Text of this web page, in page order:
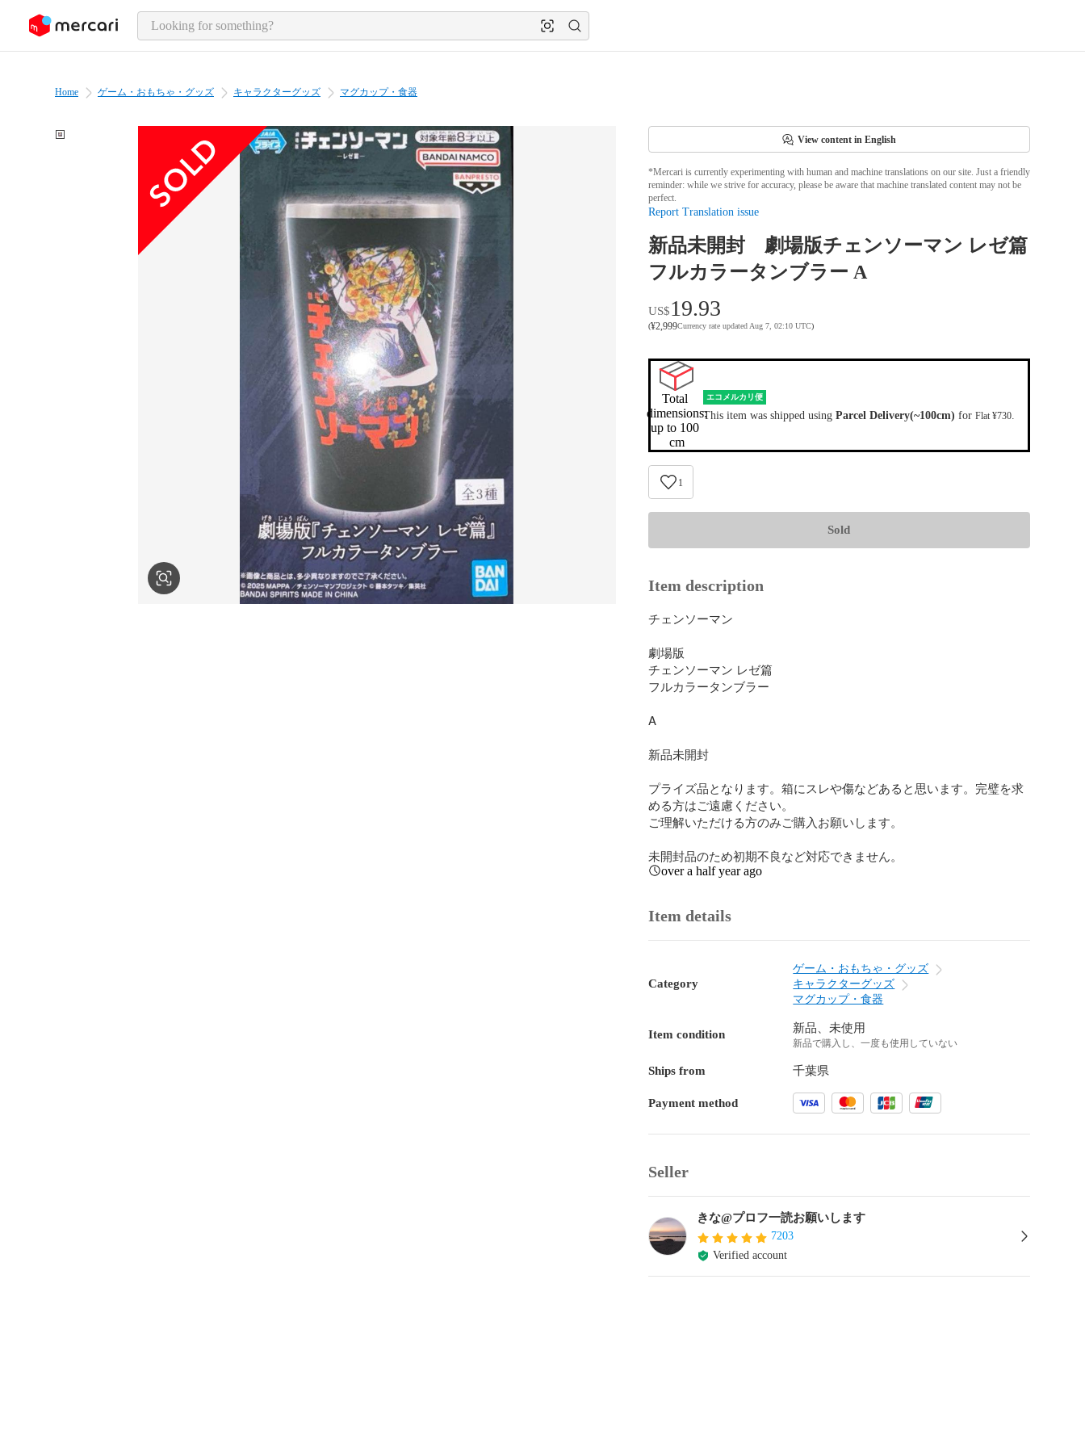
page content
Home ゲーム・おもちゃ・グッズ キャラクターグッズ マグカップ・食器
View content in English
*Mercari is currently experimenting with human and machine translations on our site. Just a friendly
reminder: while we strive for accuracy, please be aware that machine translated content may not be
perfect.
Report Translation issue
新品未開封 劇場版チェンソーマン レゼ篇
フルカラータンブラー A
US$19.93
(¥2,999Currency rate updated Aug 7, 02:10 UTC)
Total
dimensions:
up to 100
cm
エコメルカリ便
This item was shipped using Parcel Delivery(~100cm) for Flat ¥730.
1
Sold
Item description
チェンソーマン
劇場版
チェンソーマン レゼ篇
フルカラータンブラー
A
新品未開封
プライズ品となります。箱にスレや傷などあると思います。完璧を求
める方はご遠慮ください。
ご理解いただける方のみご購入お願いします。
未開封品のため初期不良など対応できません。
over a half year ago
Item details
Category
ゲーム・おもちゃ・グッズ
キャラクターグッズ
マグカップ・食器
Item condition 新品、未使用
新品で購入し、一度も使用していない
Ships from 千葉県
Payment method
Seller
きな@プロフ一読お願いします
7203
Verified account